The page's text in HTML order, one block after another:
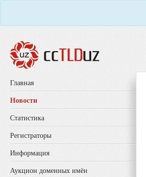
Главная
Новости
Статистика
Регистраторы
Информация
Аукцион доменных имён